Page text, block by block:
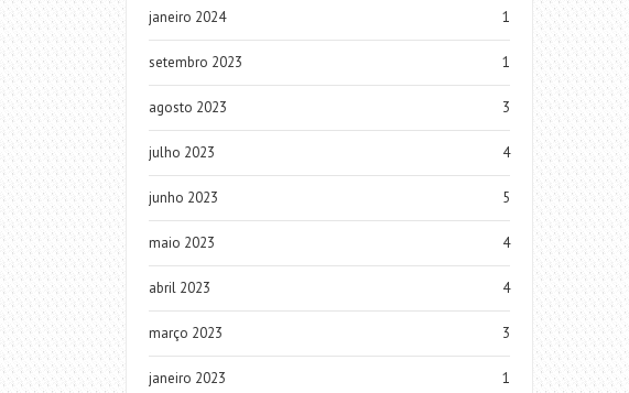
janeiro 2024 1
setembro 2023 1
agosto 2023 3
julho 2023 4
junho 2023 5
maio 2023 4
abril 2023 4
março 2023 3
janeiro 2023 1